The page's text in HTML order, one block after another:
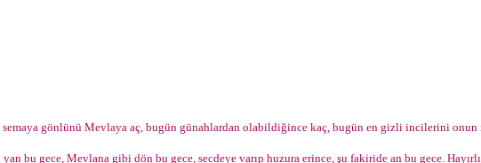
gönlünü Mevlaya aç, bugün günahlardan olabildiğince kaç, bugün en gizli incilerini
yan bu gece, Mevlana gibi dön bu gece, secdeye varıp huzura erince, şu fakiride an bu gece.